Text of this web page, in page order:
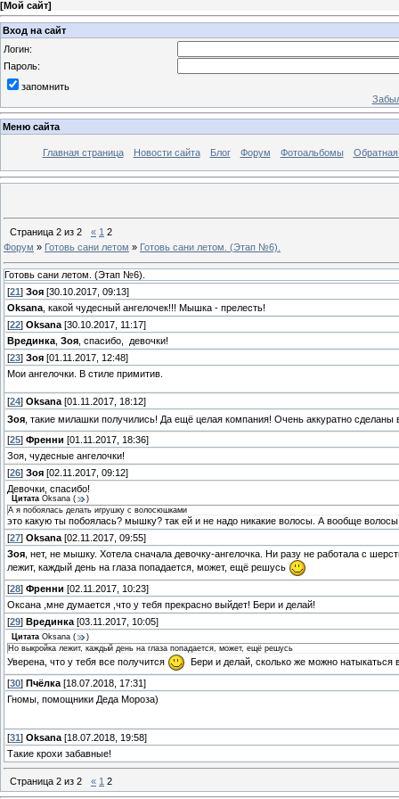
[Мой сайт]
Вход на сайт
Логин:
Пароль:
запомнить
Меню сайта
Главная страница Новости сайта Блог Форум Фотоальбомы Обратная
Страница 2 из 2 « 1 2
Форум » Готовь сани летом » Готовь сани летом. (Этап №6).
Готовь сани летом. (Этап №6).
[21 ] Зоя [30.10.2017, 09:13]
Oksana , какой чудесный ангелочек!!! Мышка - прелесть!
[22] Oksana [30.10.2017, 11:17]
Врединка Зоя , спасибо, девочки!
[23] Зоя [01.11.2017, 12:48]
Мои ангелочки. В стиле примитив.
[24] Oksana [01.11.2017, 18:12]
Зоя , такие милашки получились! Да ещё целая компания! Очень аккуратно
[25] Френни [01.11.2017, 18:36]
Зоя, чудесные ангелочки!
[26] Зоя [02.11.2017, 09:12]
Девочки, спасибо!
Цитата Oksana (
)
А я побоялась делать игрушку с волосюшками
это какую ты побоялась? мышку? так ей и не надо никакие волосы. А вообще
[27] Oksana [02.11.2017, 09:55]
Зоя , нет, не мышку. Хотела сначала девочку-ангелочка. Ни разу не работала с
лежит, каждый день на глаза попадается, может, ещё решусь
[28] Френни [02.11.2017, 10:23]
Оксана ,мне думается ,что у тебя прекрасно выйдет! Бери и делай!
[29] Врединка [03.11.2017, 10:05]
Цитата Oksana (
)
Но выкройка лежит, каждый день на глаза попадается, может, ещё решусь
Уверена, что у тебя все получится Бери и делай, сколько же можно натыкаться
[30] Пчёлка [18.07.2018, 17:31]
Гномы, помощники Деда Мороза)
[31 ] Oksana [18.07.2018, 19:58]
Такие крохи забавные!
Страница 2 из 2 « 1 2